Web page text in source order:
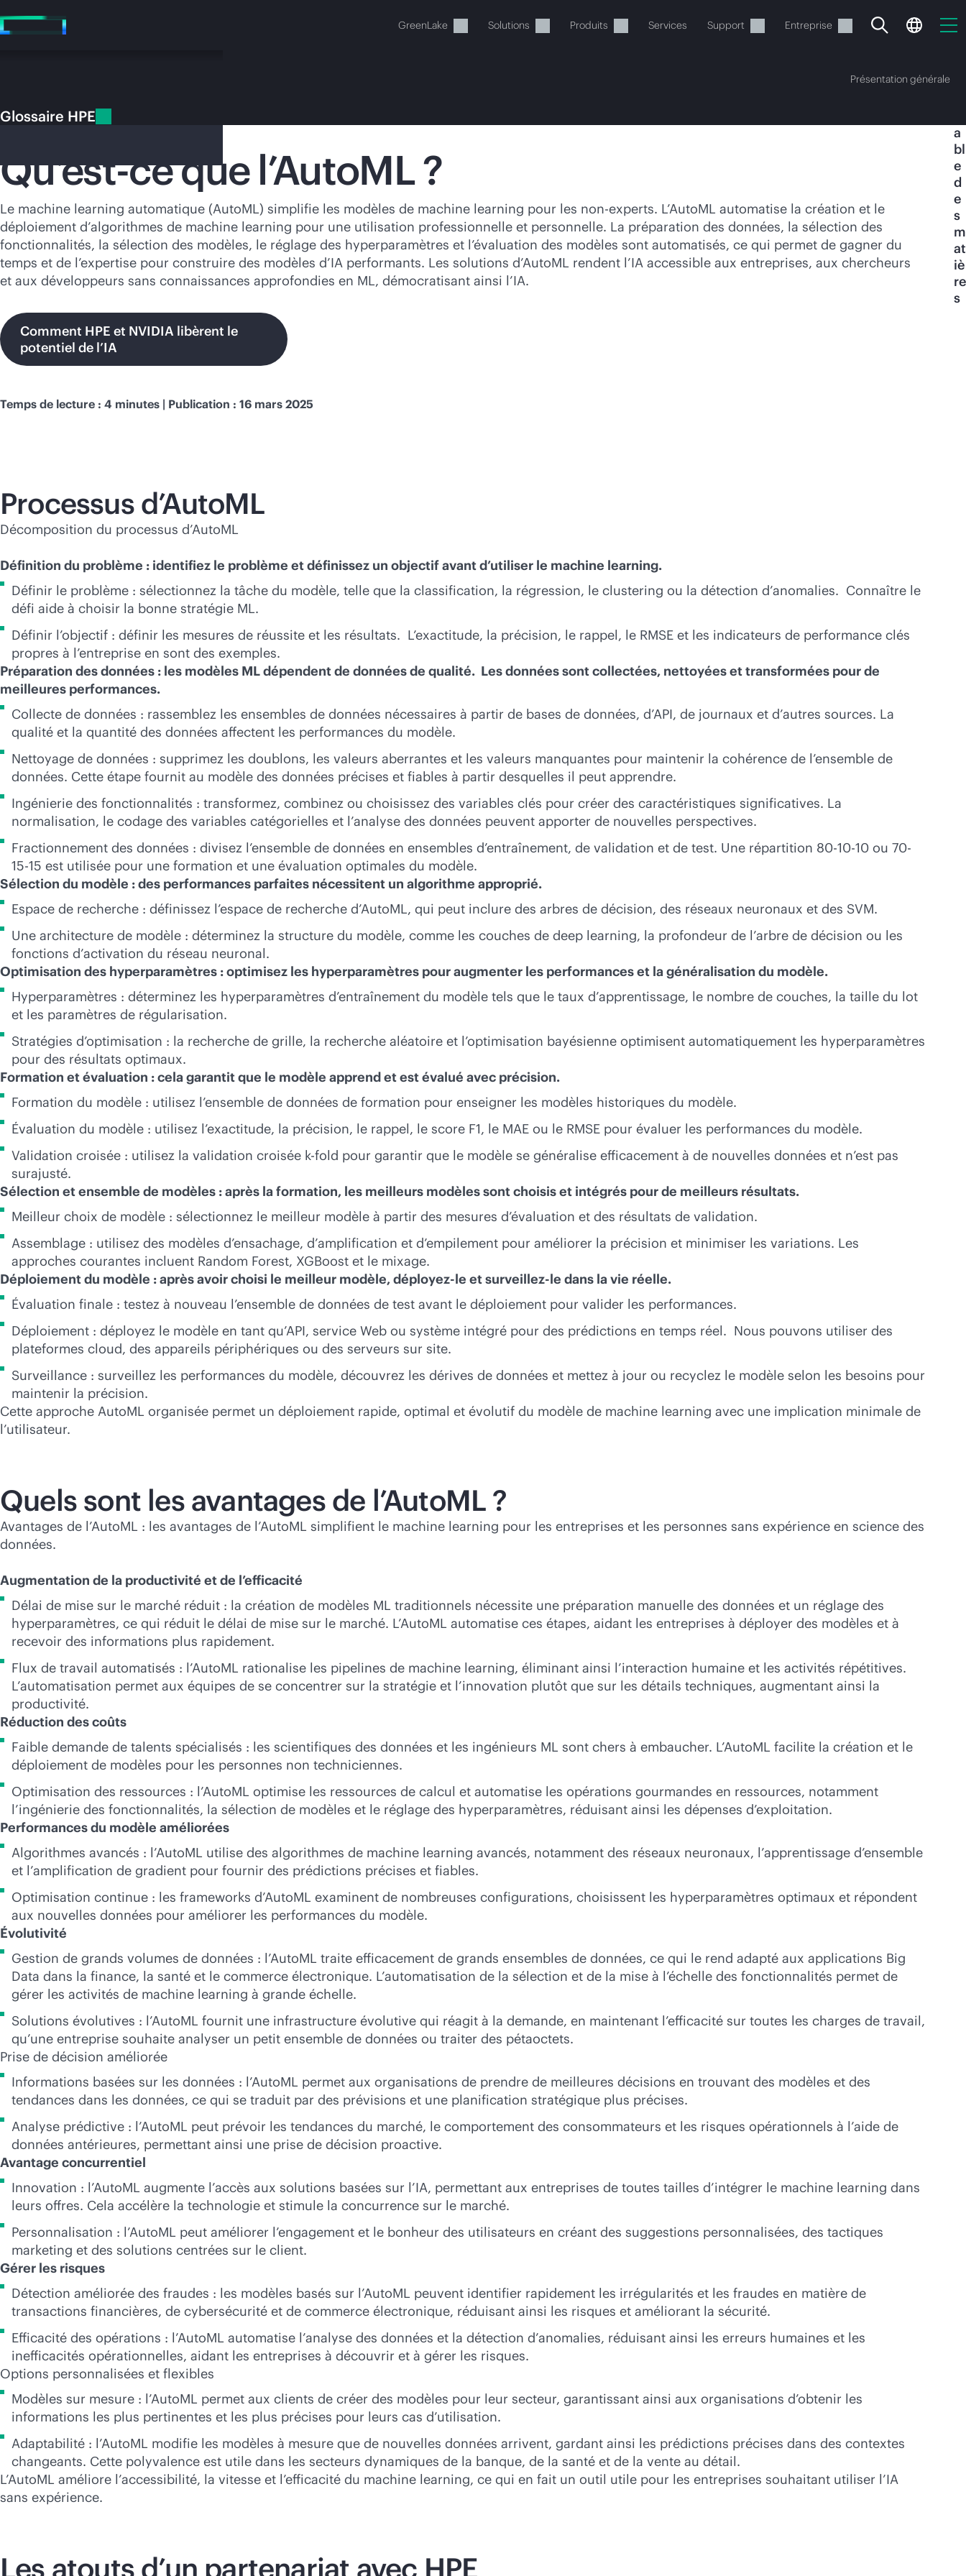
au
contenu
GreenLake Solutions Produits Services Support Entreprise
Votre panier est actuellement vide
Rendez-vous dans la boutique HPE pour découvrir, configurer et commander.
Acheter maintenant
Présentation générale
Glossaire HPE
Qu’est-ce que l’AutoML ?
Le machine learning automatique (AutoML) simplifie les modèles de machine learning pour les non-experts. L’AutoML automatise la création et le
déploiement d’algorithmes de machine learning pour une utilisation professionnelle et personnelle. La préparation des données, la sélection des
fonctionnalités, la sélection des modèles, le réglage des hyperparamètres et l’évaluation des modèles sont automatisés, ce qui permet de gagner du
temps et de l’expertise pour construire des modèles d’IA performants. Les solutions d’AutoML rendent l’IA accessible aux entreprises, aux chercheurs
et aux développeurs sans connaissances approfondies en ML, démocratisant ainsi l’IA.
Comment HPE et NVIDIA libèrent le
potentiel de l’IA
Temps de lecture : 4 minutes | Publication : 16 mars 2025
a
bl
e
d
e
s
m
at
iè
re
s
Processus d’AutoML
Décomposition du processus d’AutoML
Définition du problème : identifiez le problème et définissez un objectif avant d’utiliser le machine learning.
Définir le problème : sélectionnez la tâche du modèle, telle que la classification, la régression, le clustering ou la détection d’anomalies. Connaître le
défi aide à choisir la bonne stratégie ML.
Définir l’objectif : définir les mesures de réussite et les résultats. L’exactitude, la précision, le rappel, le RMSE et les indicateurs de performance clés
propres à l’entreprise en sont des exemples.
Préparation des données : les modèles ML dépendent de données de qualité. Les données sont collectées, nettoyées et transformées pour de
meilleures performances.
Collecte de données : rassemblez les ensembles de données nécessaires à partir de bases de données, d’API, de journaux et d’autres sources. La
qualité et la quantité des données affectent les performances du modèle.
Nettoyage de données : supprimez les doublons, les valeurs aberrantes et les valeurs manquantes pour maintenir la cohérence de l’ensemble de
données. Cette étape fournit au modèle des données précises et fiables à partir desquelles il peut apprendre.
Ingénierie des fonctionnalités : transformez, combinez ou choisissez des variables clés pour créer des caractéristiques significatives. La
normalisation, le codage des variables catégorielles et l’analyse des données peuvent apporter de nouvelles perspectives.
Fractionnement des données : divisez l’ensemble de données en ensembles d’entraînement, de validation et de test. Une répartition 80-10-10 ou 70-
15-15 est utilisée pour une formation et une évaluation optimales du modèle.
Sélection du modèle : des performances parfaites nécessitent un algorithme approprié.
Espace de recherche : définissez l’espace de recherche d’AutoML, qui peut inclure des arbres de décision, des réseaux neuronaux et des SVM.
Une architecture de modèle : déterminez la structure du modèle, comme les couches de deep learning, la profondeur de l’arbre de décision ou les
fonctions d’activation du réseau neuronal.
Optimisation des hyperparamètres : optimisez les hyperparamètres pour augmenter les performances et la généralisation du modèle.
Hyperparamètres : déterminez les hyperparamètres d’entraînement du modèle tels que le taux d’apprentissage, le nombre de couches, la taille du lot
et les paramètres de régularisation.
Stratégies d’optimisation : la recherche de grille, la recherche aléatoire et l’optimisation bayésienne optimisent automatiquement les hyperparamètres
pour des résultats optimaux.
Formation et évaluation : cela garantit que le modèle apprend et est évalué avec précision.
Formation du modèle : utilisez l’ensemble de données de formation pour enseigner les modèles historiques du modèle.
Évaluation du modèle : utilisez l’exactitude, la précision, le rappel, le score F1, le MAE ou le RMSE pour évaluer les performances du modèle.
Validation croisée : utilisez la validation croisée k-fold pour garantir que le modèle se généralise efficacement à de nouvelles données et n’est pas
surajusté.
Sélection et ensemble de modèles : après la formation, les meilleurs modèles sont choisis et intégrés pour de meilleurs résultats.
Meilleur choix de modèle : sélectionnez le meilleur modèle à partir des mesures d’évaluation et des résultats de validation.
Assemblage : utilisez des modèles d’ensachage, d’amplification et d’empilement pour améliorer la précision et minimiser les variations. Les
approches courantes incluent Random Forest, XGBoost et le mixage.
Déploiement du modèle : après avoir choisi le meilleur modèle, déployez-le et surveillez-le dans la vie réelle.
Évaluation finale : testez à nouveau l’ensemble de données de test avant le déploiement pour valider les performances.
Déploiement : déployez le modèle en tant qu’API, service Web ou système intégré pour des prédictions en temps réel. Nous pouvons utiliser des
plateformes cloud, des appareils périphériques ou des serveurs sur site.
Surveillance : surveillez les performances du modèle, découvrez les dérives de données et mettez à jour ou recyclez le modèle selon les besoins pour
maintenir la précision.
Cette approche AutoML organisée permet un déploiement rapide, optimal et évolutif du modèle de machine learning avec une implication minimale de
l’utilisateur.
Quels sont les avantages de l’AutoML ?
Avantages de l’AutoML : les avantages de l’AutoML simplifient le machine learning pour les entreprises et les personnes sans expérience en science des
données.
Augmentation de la productivité et de l’efficacité
Délai de mise sur le marché réduit : la création de modèles ML traditionnels nécessite une préparation manuelle des données et un réglage des
hyperparamètres, ce qui réduit le délai de mise sur le marché. L’AutoML automatise ces étapes, aidant les entreprises à déployer des modèles et à
recevoir des informations plus rapidement.
Flux de travail automatisés : l’AutoML rationalise les pipelines de machine learning, éliminant ainsi l’interaction humaine et les activités répétitives.
L’automatisation permet aux équipes de se concentrer sur la stratégie et l’innovation plutôt que sur les détails techniques, augmentant ainsi la
productivité.
Réduction des coûts
Faible demande de talents spécialisés : les scientifiques des données et les ingénieurs ML sont chers à embaucher. L’AutoML facilite la création et le
déploiement de modèles pour les personnes non techniciennes.
Optimisation des ressources : l’AutoML optimise les ressources de calcul et automatise les opérations gourmandes en ressources, notamment
l’ingénierie des fonctionnalités, la sélection de modèles et le réglage des hyperparamètres, réduisant ainsi les dépenses d’exploitation.
Performances du modèle améliorées
Algorithmes avancés : l’AutoML utilise des algorithmes de machine learning avancés, notamment des réseaux neuronaux, l’apprentissage d’ensemble
et l’amplification de gradient pour fournir des prédictions précises et fiables.
Optimisation continue : les frameworks d’AutoML examinent de nombreuses configurations, choisissent les hyperparamètres optimaux et répondent
aux nouvelles données pour améliorer les performances du modèle.
Évolutivité
Gestion de grands volumes de données : l’AutoML traite efficacement de grands ensembles de données, ce qui le rend adapté aux applications Big
Data dans la finance, la santé et le commerce électronique. L’automatisation de la sélection et de la mise à l’échelle des fonctionnalités permet de
gérer les activités de machine learning à grande échelle.
Solutions évolutives : l’AutoML fournit une infrastructure évolutive qui réagit à la demande, en maintenant l’efficacité sur toutes les charges de travail,
qu’une entreprise souhaite analyser un petit ensemble de données ou traiter des pétaoctets.
Prise de décision améliorée
Informations basées sur les données : l’AutoML permet aux organisations de prendre de meilleures décisions en trouvant des modèles et des
tendances dans les données, ce qui se traduit par des prévisions et une planification stratégique plus précises.
Analyse prédictive : l’AutoML peut prévoir les tendances du marché, le comportement des consommateurs et les risques opérationnels à l’aide de
données antérieures, permettant ainsi une prise de décision proactive.
Avantage concurrentiel
Innovation : l’AutoML augmente l’accès aux solutions basées sur l’IA, permettant aux entreprises de toutes tailles d’intégrer le machine learning dans
leurs offres. Cela accélère la technologie et stimule la concurrence sur le marché.
Personnalisation : l’AutoML peut améliorer l’engagement et le bonheur des utilisateurs en créant des suggestions personnalisées, des tactiques
marketing et des solutions centrées sur le client.
Gérer les risques
Détection améliorée des fraudes : les modèles basés sur l’AutoML peuvent identifier rapidement les irrégularités et les fraudes en matière de
transactions financières, de cybersécurité et de commerce électronique, réduisant ainsi les risques et améliorant la sécurité.
Efficacité des opérations : l’AutoML automatise l’analyse des données et la détection d’anomalies, réduisant ainsi les erreurs humaines et les
inefficacités opérationnelles, aidant les entreprises à découvrir et à gérer les risques.
Options personnalisées et flexibles
Modèles sur mesure : l’AutoML permet aux clients de créer des modèles pour leur secteur, garantissant ainsi aux organisations d’obtenir les
informations les plus pertinentes et les plus précises pour leurs cas d’utilisation.
Adaptabilité : l’AutoML modifie les modèles à mesure que de nouvelles données arrivent, gardant ainsi les prédictions précises dans des contextes
changeants. Cette polyvalence est utile dans les secteurs dynamiques de la banque, de la santé et de la vente au détail.
L’AutoML améliore l’accessibilité, la vitesse et l’efficacité du machine learning, ce qui en fait un outil utile pour les entreprises souhaitant utiliser l’IA
sans expérience.
Les atouts d’un partenariat avec HPE